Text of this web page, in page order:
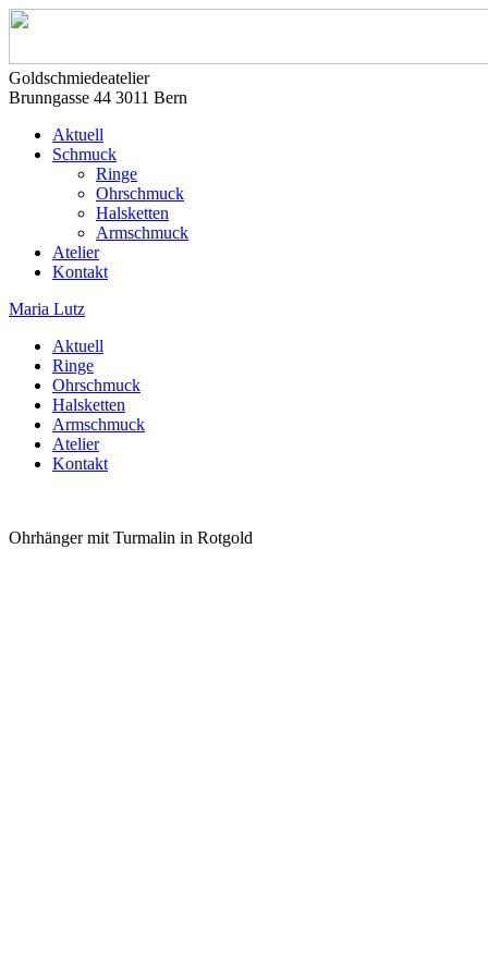
Goldschmiedeatelier
Brunngasse 44 3011 Bern
Aktuell
Schmuck
Ringe
Ohrschmuck
Halsketten
Armschmuck
Atelier
Kontakt
Maria Lutz
Aktuell
Ringe
Ohrschmuck
Halsketten
Armschmuck
Atelier
Kontakt
Ohrhänger mit Turmalin in Rotgold